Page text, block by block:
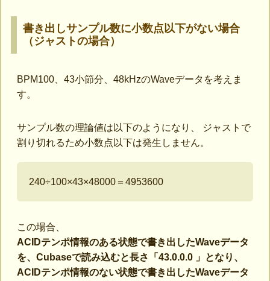
書き出しサンプル数に小数点以下がない場合
（ジャストの場合）
BPM100、43小節分、48kHzのWaveデータを考えま
す。
サンプル数の理論値は以下のようになり、 ジャストで
割り切れるため小数点以下は発生しません。
240÷100×43×48000＝4953600
この場合、
ACIDテンポ情報のある状態で書き出したWaveデータ
を、Cubaseで読み込むと長さ「43.0.0.0 」となり、
ACIDテンポ情報のない状態で書き出したWaveデータ